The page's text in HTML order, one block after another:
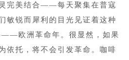
完美结合——每天聚集在普寇
敏锐而犀利的目光见证着这种
——欧洲革命年。很显然，如果
依托，将不会引发革命。咖啡